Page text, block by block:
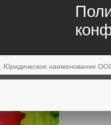
Юридическое наименование